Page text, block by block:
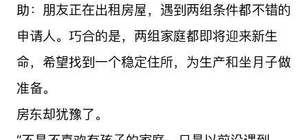
助：朋友正在出租房屋，遇到两组条件都不错的
申请人。巧合的是，两组家庭都即将迎来新生
命，希望找到一个稳定住所，为生产和坐月子做
准备。
房东却犹豫了。